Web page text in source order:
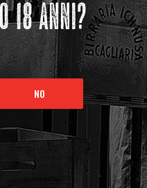
18 anni?
NO